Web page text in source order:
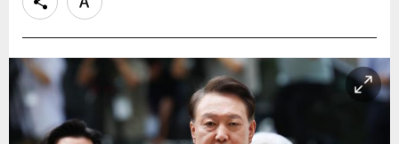
Share
Text
size